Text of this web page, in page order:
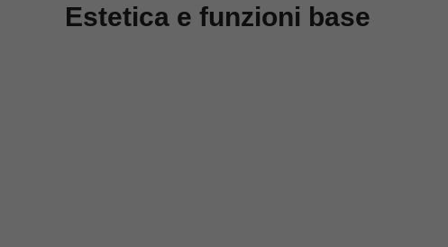
Estetica e funzioni base